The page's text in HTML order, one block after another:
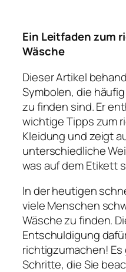
Ein Leitfaden zum
Wäsche
Dieser Artikel
Symbolen, die
zu finden sind. Er
wichtige Tipps zum
Kleidung und zeigt
unterschiedliche
was auf dem Etikett
In der heutigen
viele Menschen
Wäsche zu finden.
Entschuldigung
richtigzumachen!
Schritte, die Sie